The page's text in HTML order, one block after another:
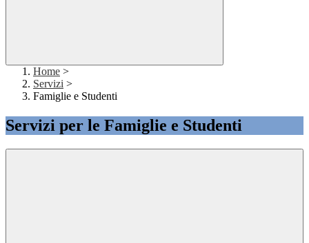
Home >
Servizi >
Famiglie e Studenti
Servizi per le Famiglie e Studenti